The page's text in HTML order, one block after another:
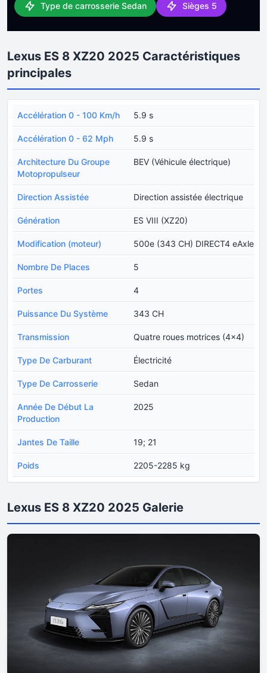
Type de carrosserie Sedan Sièges 5
Lexus ES 8 XZ20 2025 Caractéristiques
principales
Accélération 0 - 100 Km/h 5.9 s
Accélération 0 - 62 Mph 5.9 s
Architecture Du Groupe
Motopropulseur
BEV (Véhicule électrique)
Direction Assistée Direction assistée électrique
Génération ES VIII (XZ20)
Modification (moteur) 500e (343 CH) DIRECT4 eAxle
Nombre De Places 5
Portes 4
Puissance Du Système 343 CH
Transmission Quatre roues motrices (4x4)
Type De Carburant Électricité
Type De Carrosserie Sedan
Année De Début La
Production
2025
Jantes De Taille 19; 21
Poids 2205-2285 kg
Lexus ES 8 XZ20 2025 Galerie